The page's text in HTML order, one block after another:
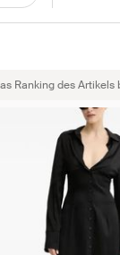
Ranking des